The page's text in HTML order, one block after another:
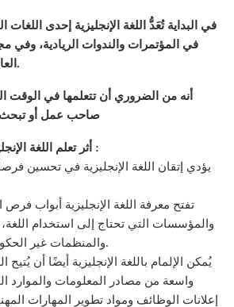
في البداية تُعَدُّ اللغة الإنجليزية إحدى اللغات
في المؤتمرات والندوات الريادية، وفي
العامة والتجارة الإلكترونية.
أنه من الضروري أن تتعلمها في الوقت
صاحب عمل أو
أثر تعلم اللغة الإنجليزية ولماذا تبدء بالتعلم :
والمؤسسات التي تحتاج إلى استخدام
والمنظمات غير الحكومية والهيئات الحكومية.
واسعة من مصادر المعلومات والموارد
إعلانات الوظائف ومواد تطوير المهارات